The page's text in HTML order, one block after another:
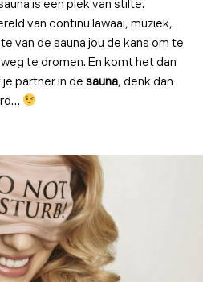
is een plek van stilte.
van continu lawaai, muziek,
van de sauna jou de kans om te
te dromen. En komt het dan
partner in de sauna, denk dan